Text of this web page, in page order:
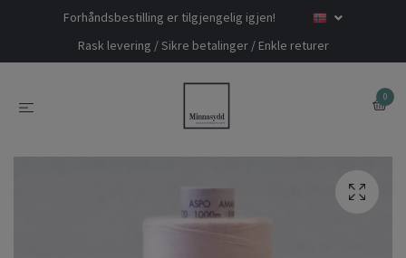
Forhåndsbestilling er tilgjengelig igjen!
Rask levering / Sikre betalinger / Enkle returer
0